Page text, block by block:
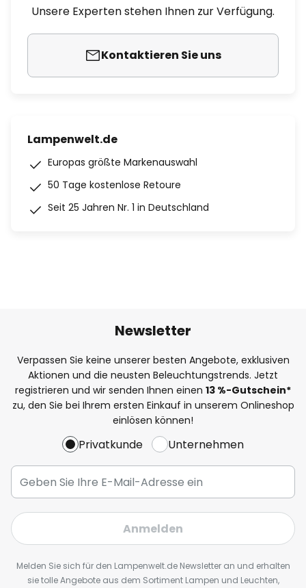
Unsere Experten stehen Ihnen zur Verfügung.
Kontaktieren Sie uns
Lampenwelt.de
Europas größte Markenauswahl
50 Tage kostenlose Retoure
Seit 25 Jahren Nr. 1 in Deutschland
Newsletter
Verpassen Sie keine unserer besten Angebote, exklusiven
Aktionen und die neusten Beleuchtungstrends. Jetzt
registrieren und wir senden Ihnen einen 13 %-Gutschein*
zu, den Sie bei Ihrem ersten Einkauf in unserem Onlineshop
einlösen können!
Privatkunde Unternehmen
Anmelden
Melden Sie sich für den Lampenwelt.de Newsletter an und erhalten
sie tolle Angebote aus dem Sortiment Lampen und Leuchten,